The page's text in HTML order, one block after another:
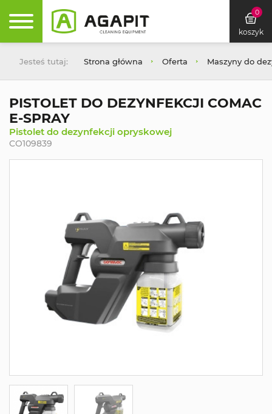
0
koszyk
Jesteś tutaj: Strona główna Oferta Maszyny do
PISTOLET DO DEZYNFEKCJI COMAC
E-SPRAY
Pistolet do dezynfekcji opryskowej
CO109839